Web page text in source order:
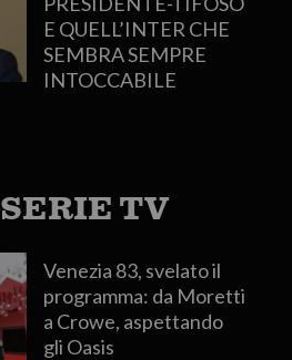
E QUELL’INTER CHE
SEMBRA SEMPRE
INTOCCABILE
TV
Venezia 83, svelato il
programma: da Moretti
a Crowe, aspettando
gli Oasis